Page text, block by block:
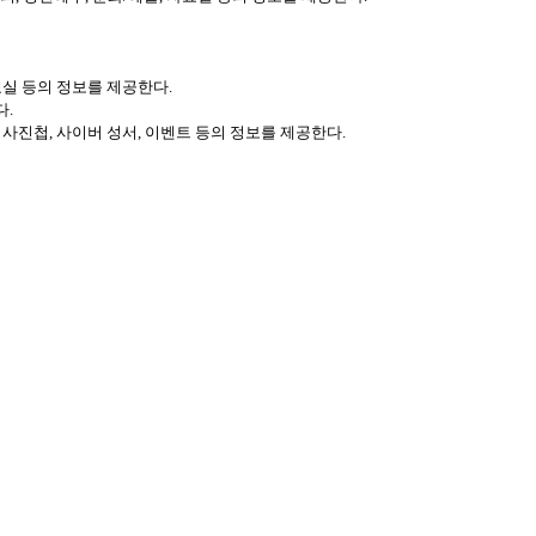
등의 정보를 제공한다.
.
진첩, 사이버 성서, 이벤트 등의 정보를 제공한다.